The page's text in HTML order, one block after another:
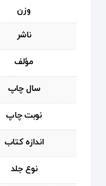
وزن
ناشر
مؤلف
سال چاپ
نوبت چاپ
اندازه کتاب
نوع جلد